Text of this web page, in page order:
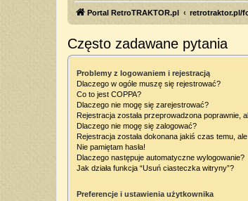
Portal RetroTRAKTOR.pl retrotraktor.pl/
Często zadawane pytania
Problemy z logowaniem i rejestracją
Dlaczego w ogóle muszę się rejestrować?
Co to jest COPPA?
Dlaczego nie mogę się zarejestrować?
Rejestracja została przeprowadzona poprawnie,
Dlaczego nie mogę się zalogować?
Rejestracja została dokonana jakiś czas temu,
Nie pamiętam hasła!
Dlaczego następuje automatyczne wylogowanie?
Jak działa funkcja “Usuń ciasteczka witryny”?
Preferencje i ustawienia użytkownika